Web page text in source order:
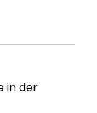
in der